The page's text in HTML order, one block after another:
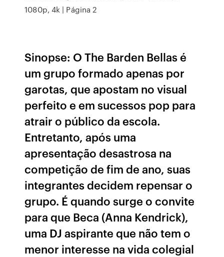
1080p, 4k | Página 2
Sinopse: O The Barden Bellas é
um grupo formado apenas por
garotas, que apostam no visual
perfeito e em sucessos pop para
atrair o público da escola.
Entretanto, após uma
apresentação desastrosa na
competição de fim de ano, suas
integrantes decidem repensar o
grupo. É quando surge o convite
para que Beca (Anna Kendrick),
uma DJ aspirante que não tem o
menor interesse na vida colegial